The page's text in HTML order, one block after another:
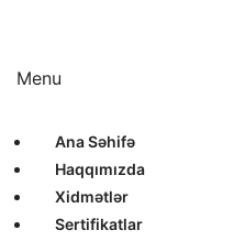
Menu
Ana Səhifə
Haqqımızda
Xidmətlər
Sertifikatlar